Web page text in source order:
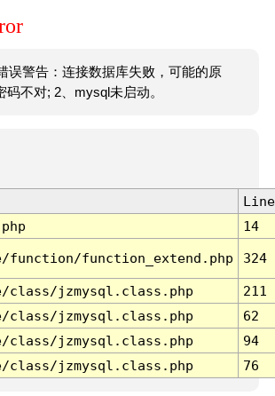
误警告：连接数据库失败，可能的原
码不对; 2、mysql未启动。
Line
14
function/function_extend.php 324
class/jzmysql.class.php
211
class/jzmysql.class.php
62
class/jzmysql.class.php
94
class/jzmysql.class.php 76